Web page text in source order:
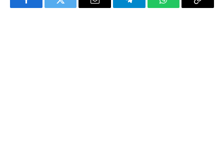
FacebookTwitter Email TelegramWhatsAppCopy